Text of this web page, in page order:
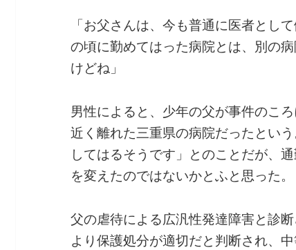
「お父さんは、今も普通に医者とし
の頃に勤めてはった病院とは、別の
けどね」
男性によると、少年の父が事件のこ
近く離れた三重県の病院だったとい
してはるそうです」とのことだが、
を変えたのではないかとふと思った。
父の虐待による広汎性発達障害と診
より保護処分が適切だと判断され、